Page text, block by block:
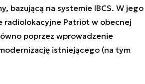
bazującą na systemie IBCS. W jego
radiolokacyjne Patriot w obecnej
poprzez wprowadzenie
istniejącego (na tym